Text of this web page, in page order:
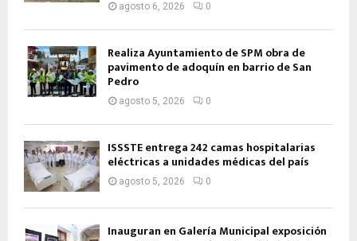
agosto 6, 2026 0
Realiza Ayuntamiento de SPM obra de
pavimento de adoquín en barrio de San
Pedro
agosto 5, 2026 0
ISSSTE entrega 242 camas hospitalarias
eléctricas a unidades médicas del país
agosto 5, 2026 0
Inauguran en Galería Municipal exposición